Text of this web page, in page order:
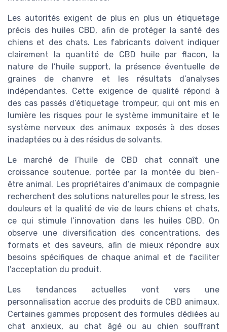
Les autorités exigent de plus en plus un étiquetage
précis des huiles CBD, afin de protéger la santé des
chiens et des chats. Les fabricants doivent indiquer
clairement la quantité de CBD huile par flacon, la
nature de l’huile support, la présence éventuelle de
graines de chanvre et les résultats d’analyses
indépendantes. Cette exigence de qualité répond à
des cas passés d’étiquetage trompeur, qui ont mis en
lumière les risques pour le système immunitaire et le
système nerveux des animaux exposés à des doses
inadaptées ou à des résidus de solvants.
Le marché de l’huile de CBD chat connaît une
croissance soutenue, portée par la montée du bien-
être animal. Les propriétaires d’animaux de compagnie
recherchent des solutions naturelles pour le stress, les
douleurs et la qualité de vie de leurs chiens et chats,
ce qui stimule l’innovation dans les huiles CBD. On
observe une diversification des concentrations, des
formats et des saveurs, afin de mieux répondre aux
besoins spécifiques de chaque animal et de faciliter
l’acceptation du produit.
Les tendances actuelles vont vers une
personnalisation accrue des produits de CBD animaux.
Certaines gammes proposent des formules dédiées au
chat anxieux, au chat âgé ou au chien souffrant